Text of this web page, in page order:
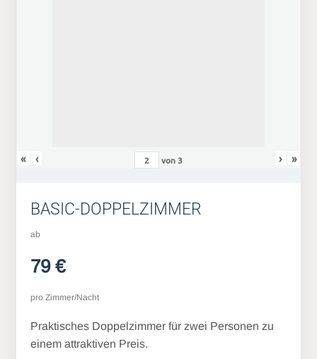
« ‹ von3 › »
BASIC-DOPPELZIMMER
ab
79 €
pro Zimmer/Nacht
Praktisches Doppelzimmer für zwei Personen zu
einem attraktiven Preis.